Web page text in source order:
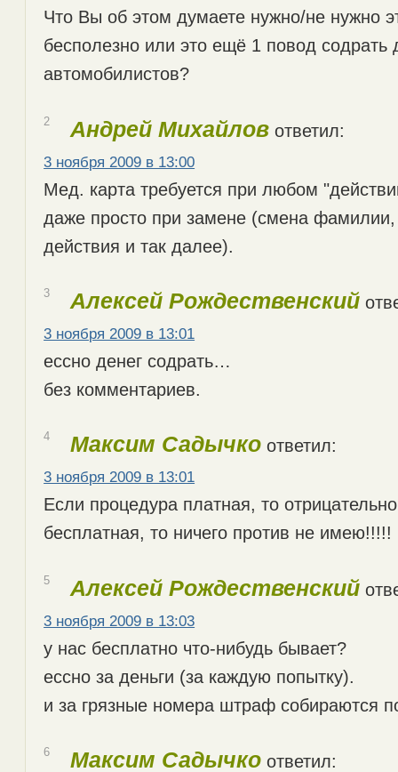
Что Вы об этом думаете нужно/не нужно
бесполезно или это ещё 1 повод содрать
автомобилистов?
2 Андрей Михайлов ответил:
3 ноября 2009 в 13:00
Мед. карта требуется при любом
даже просто при замене (смена фамилии,
действия и так далее).
3 Алексей Рождественский
3 ноября 2009 в 13:01
ессно денег содрать…
без комментариев.
4 Максим Садычко ответил:
3 ноября 2009 в 13:01
Если процедура платная, то
бесплатная, то ничего против не имею!!!!!
5 Алексей Рождественский
3 ноября 2009 в 13:03
у нас бесплатно что-нибудь бывает?
ессно за деньги (за каждую попытку).
и за грязные номера штраф собираются
6 Максим Садычко ответил: